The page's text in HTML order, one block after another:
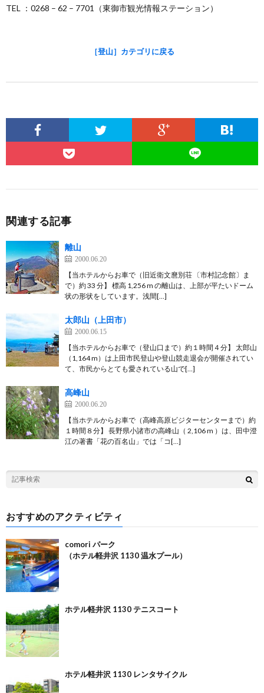
TEL ：0268 – 62 – 7701（東御市観光情報ステーション）
［登山］カテゴリに戻る
関連する記事
離山
2000.06.20
【当ホテルからお車で（旧近衛文麿別荘 〔市村記念館〕ま
で）約 33 分】 標高 1,256 m の離山は、上部が平たいドーム
状の形状をしています。浅間[…]
太郎山（上田市）
2000.06.15
【当ホテルからお車で（登山口まで）約１時間４分】 太郎山
（1,164 m）は上田市民登山や登山競走退会が開催されてい
て、市民からとても愛されている山で[…]
高峰山
2000.06.20
【当ホテルからお車で（高峰高原ビジターセンターまで）約
１時間８分】 長野県小諸市の高峰山（ 2,106 m ）は、田中澄
江の著書「花の百名山」では「コ[…]
おすすめのアクティビティ
comori パーク
（ホテル軽井沢 1130 温水プール）
ホテル軽井沢 1130 テニスコート
ホテル軽井沢 1130 レンタサイクル